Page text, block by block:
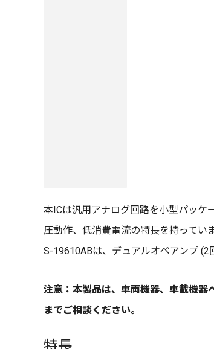
本ICは汎用アナログ回路を小型パッケ
圧動作、低消費電流の特長を持っていま
S-19610ABは、デュアルオペアンプ (2
注意：本製品は、車両機器、車載機器
までご相談ください。